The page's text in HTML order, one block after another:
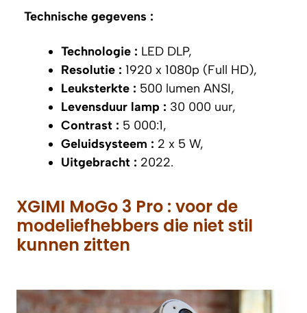
Technische gegevens :
Technologie : LED DLP,
Resolutie : 1920 x 1080p (Full HD),
Leuksterkte : 500 lumen ANSI,
Levensduur lamp : 30 000 uur,
Contrast : 5 000:1,
Geluidsysteem : 2 x 5 W,
Uitgebracht : 2022.
XGIMI MoGo 3 Pro : voor de
modeliefhebbers die niet stil
kunnen zitten